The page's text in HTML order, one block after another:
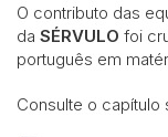
O contributo das
da SÉRVULO foi
português em
Consulte o capítulo